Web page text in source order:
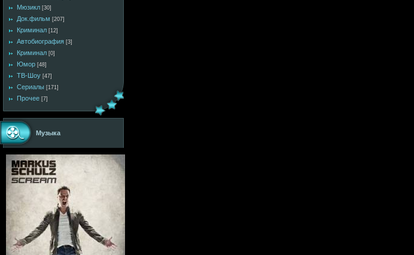
Мюзикл [30]
Док.фильм [207]
Криминал [12]
Автобиография [3]
Криминал [0]
Юмор [48]
ТВ-Шоу [47]
Сериалы [171]
Прочее [7]
Музыка